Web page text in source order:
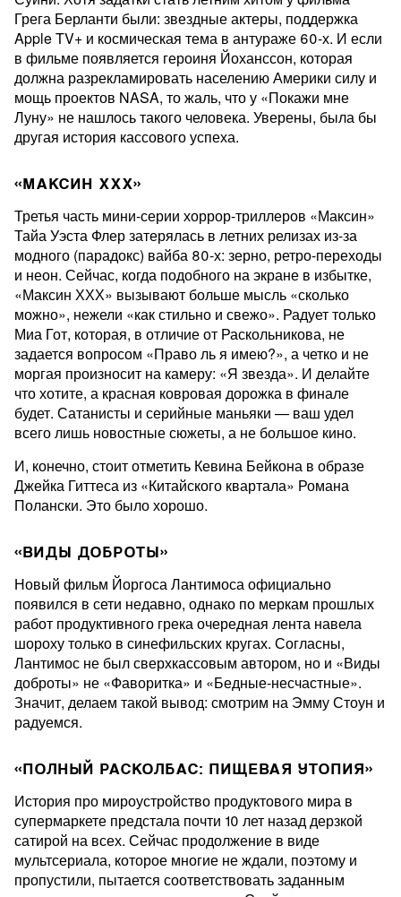
Грега Берланти были: звездные актеры, поддержка
Apple TV+ и космическая тема в антураже 60-х. И если
в фильме появляется героиня Йоханссон, которая
должна разрекламировать населению Америки силу и
мощь проектов NASA, то жаль, что у «Покажи мне
Луну» не нашлось такого человека. Уверены, была бы
другая история кассового успеха.
«МАКСИН XXX»
Третья часть мини-серии хоррор-триллеров «Максин»
Тайа Уэста Флер затерялась в летних релизах из-за
модного (парадокс) вайба 80-х: зерно, ретро-переходы
и неон. Сейчас, когда подобного на экране в избытке,
«Максин ХХХ» вызывают больше мысль «сколько
можно», нежели «как стильно и свежо». Радует только
Миа Гот, которая, в отличие от Раскольникова, не
задается вопросом «Право ль я имею?», а четко и не
моргая произносит на камеру: «Я звезда». И делайте
что хотите, а красная ковровая дорожка в финале
будет. Сатанисты и серийные маньяки — ваш удел
всего лишь новостные сюжеты, а не большое кино.
И, конечно, стоит отметить Кевина Бейкона в образе
Джейка Гиттеса из «Китайского квартала» Романа
Полански. Это было хорошо.
«ВИДЫ ДОБРОТЫ»
Новый фильм Йоргоса Лантимоса официально
появился в сети недавно, однако по меркам прошлых
работ продуктивного грека очередная лента навела
шороху только в синефильских кругах. Согласны,
Лантимос не был сверхкассовым автором, но и «Виды
доброты» не «Фаворитка» и «Бедные-несчастные».
Значит, делаем такой вывод: смотрим на Эмму Стоун и
радуемся.
«ПОЛНЫЙ РАСКОЛБАС: ПИЩЕВАЯ УТОПИЯ»
История про мироустройство продуктового мира в
супермаркете предстала почти 10 лет назад дерзкой
сатирой на всех. Сейчас продолжение в виде
мультсериала, которое многие не ждали, поэтому и
пропустили, пытается соответствовать заданным